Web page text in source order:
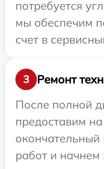
потребуется
мы обеспечим
счет в
3
Ремонт
После полной
предоставим
окончательный
работ и